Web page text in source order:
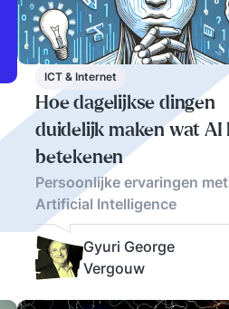
ICT & Internet
Hoe dagelijkse dingen
duidelijk maken wat AI
betekenen
Persoonlijke ervaringen met
Artificial Intelligence
Gyuri George
Vergouw